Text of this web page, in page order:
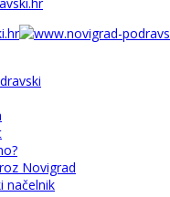
Novigrad
načelnik